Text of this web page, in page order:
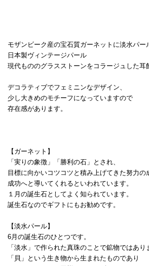
モザンビーク産の宝石質ガーネットに淡水パー
日本製ヴィンテージパール
現代もののグラスストーンをコラージュした耳
デコラティブでフェミニンなデザイン、
少し大きめのモチーフになっていますので
存在感があります。
【ガーネット】
「実りの象徴」「勝利の石」とされ、
目標に向かいコツコツと積み上げてきた努力の
成功へと導いてくれるといわれています。
１月の誕生石としてよく知られています。
誕生石なのでギフトにもお勧めです。
【淡水パール】
6月の誕生石のひとつです。
「淡水」で作られた真珠のことで鉱物ではあり
「貝」という生き物から生まれたものであり